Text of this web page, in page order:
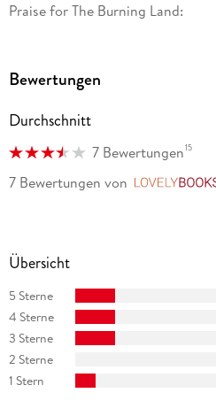
Praise for The Burning Land:
Bewertungen
Durchschnitt
7 Bewertungen15
7 Bewertungen von
Übersicht
5 Sterne
4 Sterne
3 Sterne
2 Sterne
1 Stern